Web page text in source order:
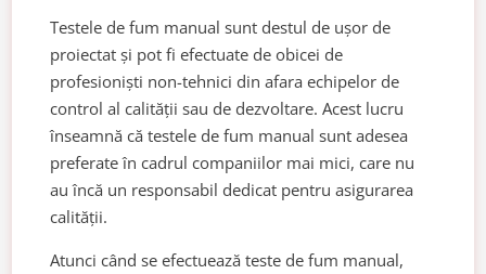
Testele de fum manual sunt destul de ușor de
proiectat și pot fi efectuate de obicei de
profesioniști non-tehnici din afara echipelor de
control al calității sau de dezvoltare. Acest lucru
înseamnă că testele de fum manual sunt adesea
preferate în cadrul companiilor mai mici, care nu
au încă un responsabil dedicat pentru asigurarea
calității.
Atunci când se efectuează teste de fum manual,